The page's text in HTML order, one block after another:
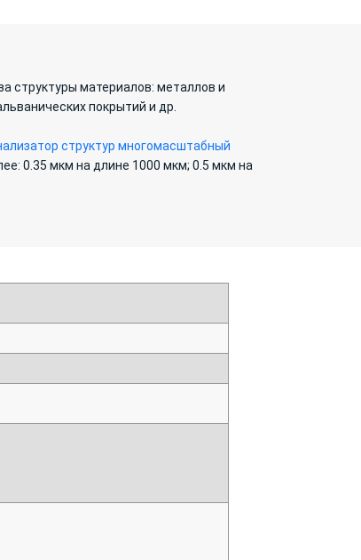
структуры материалов: металлов и
покрытий и др.
структур многомасштабный
0.35 мкм на длине 1000 мкм; 0.5 мкм на